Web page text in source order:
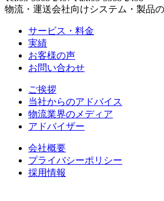
物流・運送会社向けシステム・製品
サービス・料金
実績
お客様の声
お問い合わせ
ご挨拶
当社からのアドバイス
物流業界のメディア
アドバイザー
会社概要
プライバシーポリシー
採用情報